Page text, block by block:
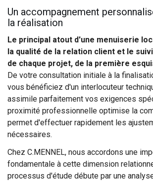
Un accompagnement
la réalisation
Le principal atout d'une menuiserie
la qualité de la relation client et le
de chaque projet, de la première
De votre consultation initiale à la
vous bénéficiez d'un interlocuteur
assimile parfaitement vos exigences
proximité professionnelle optimise la
permet d'effectuer rapidement les
nécessaires.
Chez C.MENNEL, nous accordons une
fondamentale à cette dimension
processus d'étude débute par une